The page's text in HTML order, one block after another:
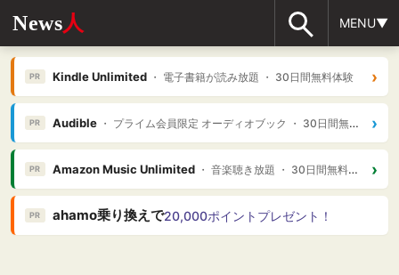
News人 MENU▼
PR Kindle Unlimited・ 電子書籍が読み放題 ・ 30日間無料体験 ›
PR Audible・ プライム会員限定 オーディオブック ・ 30日間無料体験 ›
PR Amazon Music Unlimited・ 音楽聴き放題 ・ 30日間無料体験 ›
PR ahamo乗り換えで20,000ポイントプレゼント！